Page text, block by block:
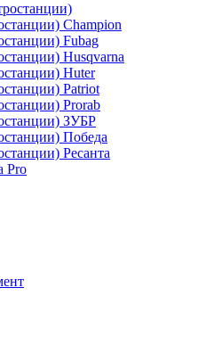
Champion
Fubag
Husqvarna
Huter
Patriot
Prorab
ЗУБР
Победа
Ресанта
Pro